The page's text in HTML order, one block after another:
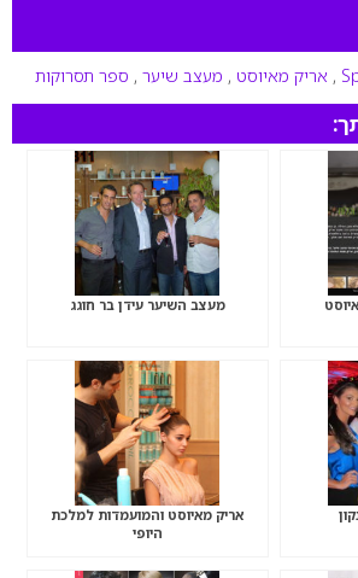
, אריק מאיוסט , מעצב שיער , ספר תסרוקות
מעצב השיער עידן בר חוגג
אריק מאיוסט והמועמדות למלכת
היופי